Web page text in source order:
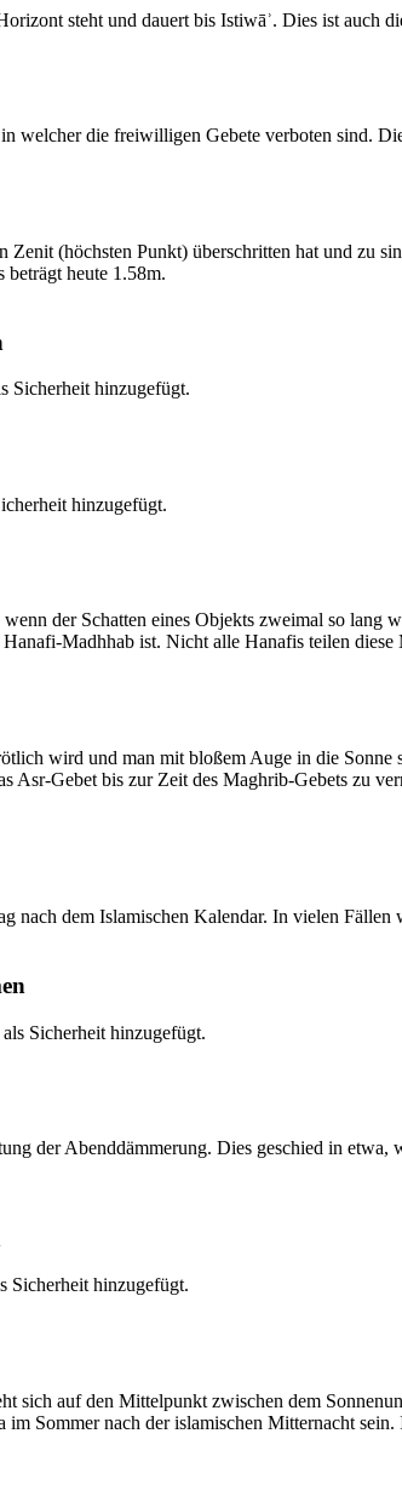
steht und dauert bis Istiwāʾ. Dies ist auch
welcher die freiwilligen Gebete verboten sind.
(höchsten Punkt) überschritten hat und zu
beträgt heute 1.58m.
Sicherheit hinzugefügt.
hinzugefügt.
der Schatten eines Objekts zweimal so lang
Hanafi-Madhhab ist. Nicht alle Hanafis teilen
wird und man mit bloßem Auge in die
Asr-Gebet bis zur Zeit des Maghrib-Gebets zu
nach dem Islamischen Kalendar. In vielen
Sicherheit hinzugefügt.
der Abenddämmerung. Dies geschied in
Sicherheit hinzugefügt.
sich auf den Mittelpunkt zwischen dem
Sommer nach der islamischen Mitternacht